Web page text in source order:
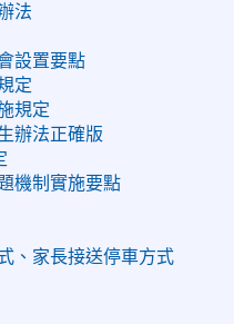
法
設置要點
定
規定
辦法正確版
機制實施要點
、家長接送停車方式